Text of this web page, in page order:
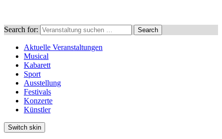
Search for: Search
Aktuelle Veranstaltungen
Musical
Kabarett
Sport
Ausstellung
Festivals
Konzerte
Künstler
Switch skin